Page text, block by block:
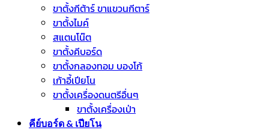
ขาตั้งกีต้าร์ ขาแขวนกีตาร์
ขาตั้งไมค์
สแตนโน๊ต
ขาตั้งคีบอร์ด
ขาตั้งกลองทอม บองโก้
เก้าอี้เปียโน
ขาตั้งเครื่องดนตรีอื่นๆ
ขาตั้งเครื่องเป่า
คีย์บอร์ด & เปียโน